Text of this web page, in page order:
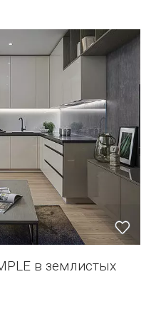
в землистых